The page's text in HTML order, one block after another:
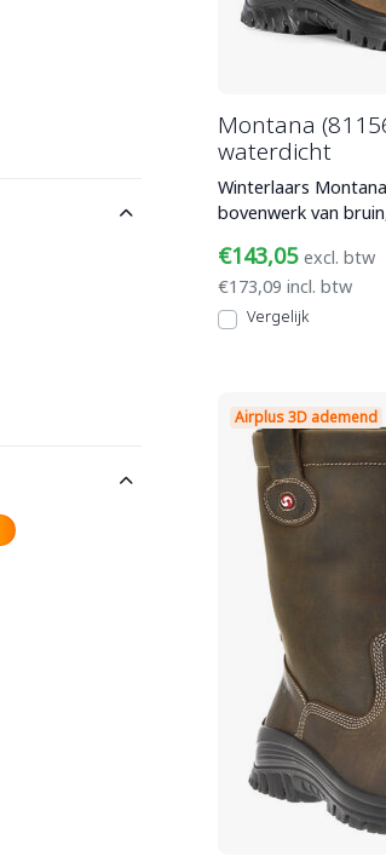
Montana
waterdicht
Winterlaars
bovenwerk van
€143,05 excl. btw
€173,09 incl. btw
Vergelijk
Airplus 3D ademend